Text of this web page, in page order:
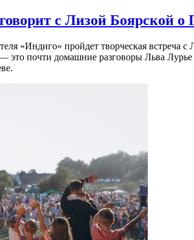
с Лизой Боярской о
«Индиго» пройдет творческая
это почти домашние разговоры Льва